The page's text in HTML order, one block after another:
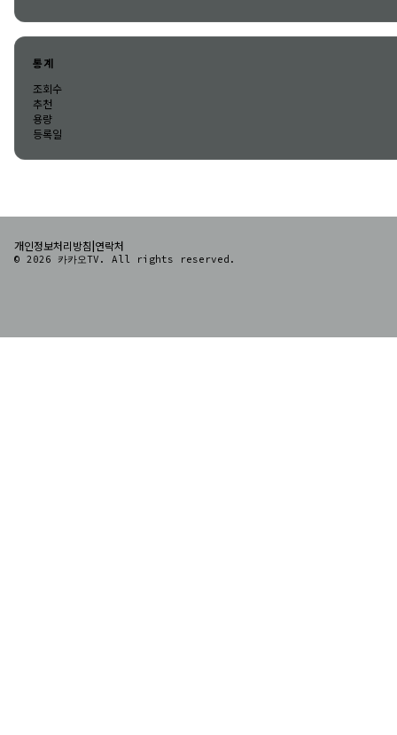
통계
조회수
추천
용량
등록일
개인정보처리방침|연락처
© 2026 카카오TV. All rights reserved.